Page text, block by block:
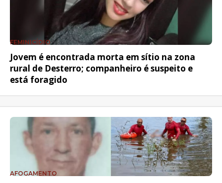
FEMINICÍDIO
Jovem é encontrada morta em sítio na zona
rural de Desterro; companheiro é suspeito e
está foragido
AFOGAMENTO